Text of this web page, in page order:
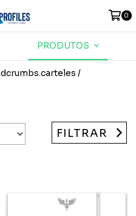
0
PRODUTOS
/
FILTRAR